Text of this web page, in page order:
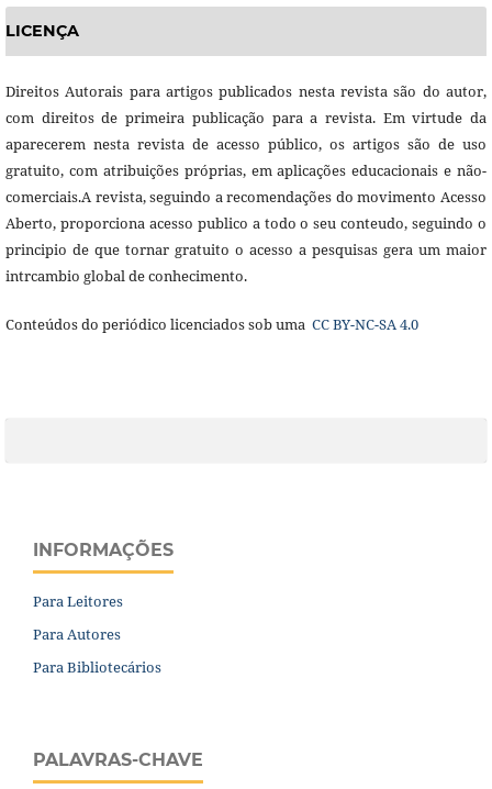
LICENÇA
Direitos Autorais para artigos publicados nesta revista são do autor,
com direitos de primeira publicação para a revista. Em virtude da
aparecerem nesta revista de acesso público, os artigos são de uso
gratuito, com atribuições próprias, em aplicações educacionais e não-
comerciais.A revista, seguindo a recomendações do movimento Acesso
Aberto, proporciona acesso publico a todo o seu conteudo, seguindo o
principio de que tornar gratuito o acesso a pesquisas gera um maior
intrcambio global de conhecimento.
Conteúdos do periódico licenciados sob uma CC BY-NC-SA 4.0
INFORMAÇÕES
Para Leitores
Para Autores
Para Bibliotecários
PALAVRAS-CHAVE